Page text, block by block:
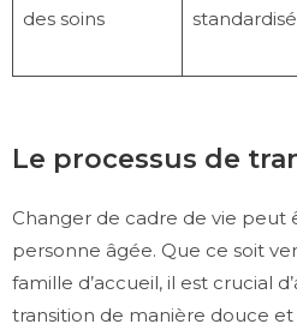
des soins
Le processus de
Changer de cadre de vie peut
personne âgée. Que ce soit
famille d’accueil, il est crucial
transition de manière douce